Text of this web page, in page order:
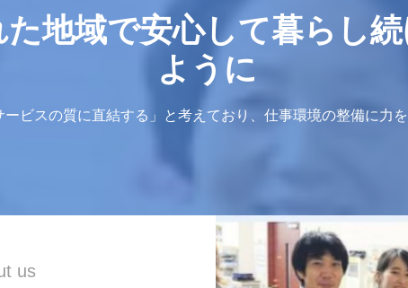
地域で安心して暮らし
ように
ービスの質に直結する」と考えており、仕事環境の整備に力